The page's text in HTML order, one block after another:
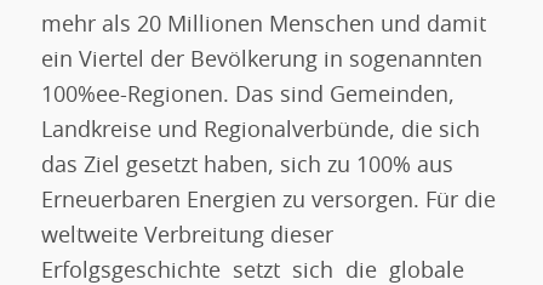
mehr als 20 Millionen Menschen und damit
ein Viertel der Bevölkerung in sogenannten
100%ee-Regionen. Das sind Gemeinden,
Landkreise und Regionalverbünde, die sich
das Ziel gesetzt haben, sich zu 100% aus
Erneuerbaren Energien zu versorgen. Für die
weltweite Verbreitung dieser
Erfolgsgeschichte setzt sich die globale